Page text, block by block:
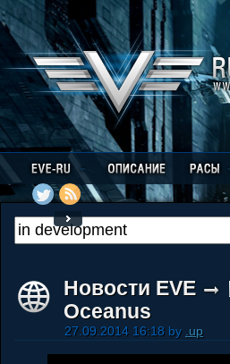
Новости EVE
Oceanus
27.09.2014 16:18 by .up